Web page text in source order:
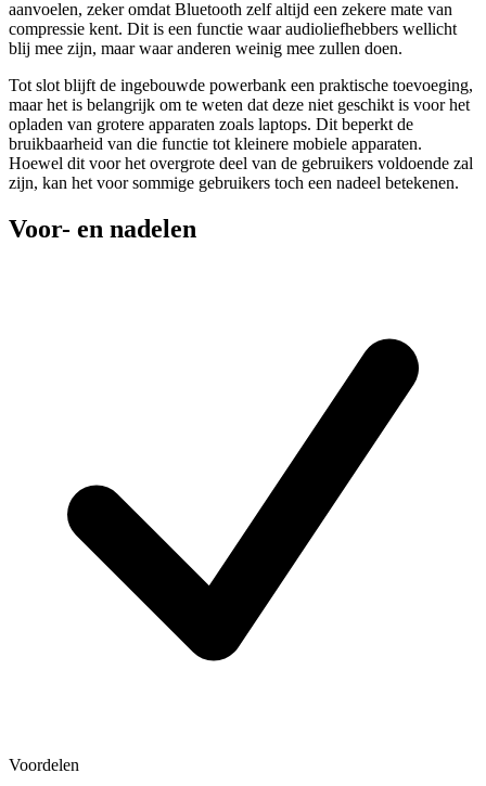
aanvoelen, zeker omdat Bluetooth zelf altijd een zekere mate van
compressie kent. Dit is een functie waar audioliefhebbers wellicht
blij mee zijn, maar waar anderen weinig mee zullen doen.
Tot slot blijft de ingebouwde powerbank een praktische toevoeging,
maar het is belangrijk om te weten dat deze niet geschikt is voor het
opladen van grotere apparaten zoals laptops. Dit beperkt de
bruikbaarheid van die functie tot kleinere mobiele apparaten.
Hoewel dit voor het overgrote deel van de gebruikers voldoende zal
zijn, kan het voor sommige gebruikers toch een nadeel betekenen.
Voor- en nadelen
Voordelen